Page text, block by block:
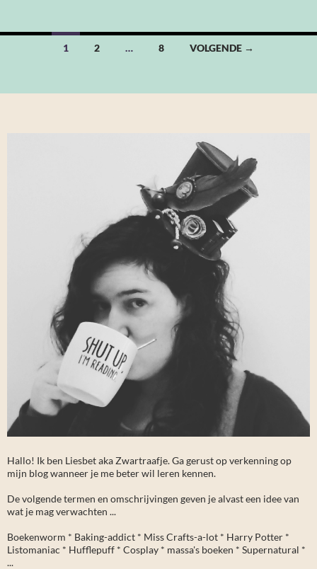
Berichten
1 2 … 8 VOLGENDE →
Hallo! Ik ben Liesbet aka Zwartraafje. Ga gerust op verkenning op
mijn blog wanneer je me beter wil leren kennen.
De volgende termen en omschrijvingen geven je alvast een idee van
wat je mag verwachten ...
Boekenworm * Baking-addict * Miss Crafts-a-lot * Harry Potter *
Listomaniac * Hufflepuff * Cosplay * massa's boeken * Supernatural *
...